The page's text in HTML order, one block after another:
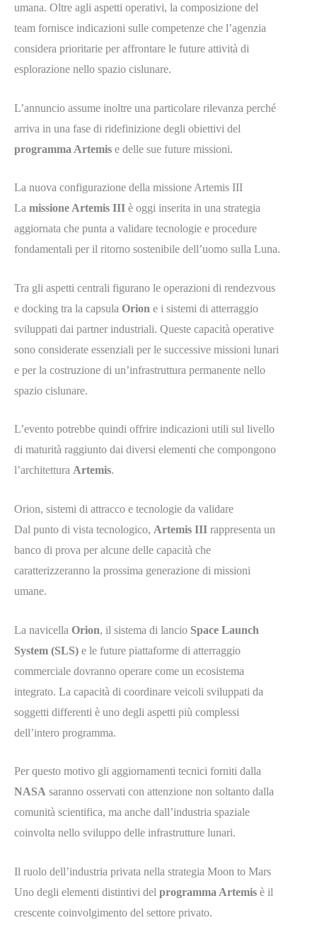
umana. Oltre agli aspetti operativi, la composizione del
team fornisce indicazioni sulle competenze che l’agenzia
considera prioritarie per affrontare le future attività di
esplorazione nello spazio cislunare.
L’annuncio assume inoltre una particolare rilevanza perché
arriva in una fase di ridefinizione degli obiettivi del
programma Artemis e delle sue future missioni.
La nuova configurazione della missione Artemis III
La missione Artemis III è oggi inserita in una strategia
aggiornata che punta a validare tecnologie e procedure
fondamentali per il ritorno sostenibile dell’uomo sulla Luna.
Tra gli aspetti centrali figurano le operazioni di rendezvous
e docking tra la capsula Orion e i sistemi di atterraggio
sviluppati dai partner industriali. Queste capacità operative
sono considerate essenziali per le successive missioni lunari
e per la costruzione di un’infrastruttura permanente nello
spazio cislunare.
L’evento potrebbe quindi offrire indicazioni utili sul livello
di maturità raggiunto dai diversi elementi che compongono
l’architettura Artemis.
Orion, sistemi di attracco e tecnologie da validare
Dal punto di vista tecnologico, Artemis III rappresenta un
banco di prova per alcune delle capacità che
caratterizzeranno la prossima generazione di missioni
umane.
La navicella Orion, il sistema di lancio Space Launch
System (SLS) e le future piattaforme di atterraggio
commerciale dovranno operare come un ecosistema
integrato. La capacità di coordinare veicoli sviluppati da
soggetti differenti è uno degli aspetti più complessi
dell’intero programma.
Per questo motivo gli aggiornamenti tecnici forniti dalla
NASA saranno osservati con attenzione non soltanto dalla
comunità scientifica, ma anche dall’industria spaziale
coinvolta nello sviluppo delle infrastrutture lunari.
Il ruolo dell’industria privata nella strategia Moon to Mars
Uno degli elementi distintivi del programma Artemis è il
crescente coinvolgimento del settore privato.